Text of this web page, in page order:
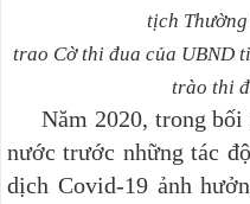
tịch
trao Cờ thi đua của UBND
trào thi
Năm 2020, trong bối
nước trước những tác
dịch Covid-19 ảnh